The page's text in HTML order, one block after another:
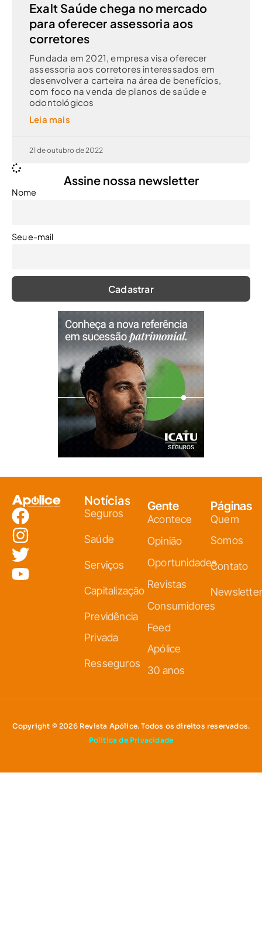
Exalt Saúde chega no mercado
para oferecer assessoria aos
corretores
Fundada em 2021, empresa visa oferecer
assessoria aos corretores interessados em
desenvolver a carteira na área de benefícios,
com foco na venda de planos de saúde e
odontológicos
Leia mais
21 de outubro de 2022
Assine nossa newsletter
Nome
Seu e-mail
Notícias
Seguros
Saúde
Serviços
Capitalização
Previdência
Privada
Resseguros
Gente
Acontece
Opinião
Oportunidades
Revistas
Consumidores
Feed
Apólice
30 anos
Páginas
Quem
Somos
Contato
Newsletter
Copyright © 2026 Revista Apólice. Todos os direitos reservados.
Política de Privacidade